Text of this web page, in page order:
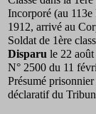
Incorporé (au
1912, arrivé au
Soldat de 1ère
Disparu le 22
N° 2500 du 11
Présumé
déclaratif du